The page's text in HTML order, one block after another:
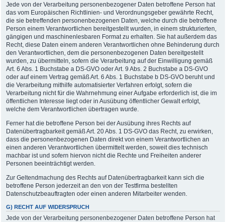
Jede von der Verarbeitung personenbezogener Daten betroffene Person hat
das vom Europäischen Richtlinien- und Verordnungsgeber gewährte Recht,
die sie betreffenden personenbezogenen Daten, welche durch die betroffene
Person einem Verantwortlichen bereitgestellt wurden, in einem strukturierten,
gängigen und maschinenlesbaren Format zu erhalten. Sie hat außerdem das
Recht, diese Daten einem anderen Verantwortlichen ohne Behinderung durch
den Verantwortlichen, dem die personenbezogenen Daten bereitgestellt
wurden, zu übermitteln, sofern die Verarbeitung auf der Einwilligung gemäß
Art. 6 Abs. 1 Buchstabe a DS-GVO oder Art. 9 Abs. 2 Buchstabe a DS-GVO
oder auf einem Vertrag gemäß Art. 6 Abs. 1 Buchstabe b DS-GVO beruht und
die Verarbeitung mithilfe automatisierter Verfahren erfolgt, sofern die
Verarbeitung nicht für die Wahrnehmung einer Aufgabe erforderlich ist, die im
öffentlichen Interesse liegt oder in Ausübung öffentlicher Gewalt erfolgt,
welche dem Verantwortlichen übertragen wurde.
Ferner hat die betroffene Person bei der Ausübung ihres Rechts auf
Datenübertragbarkeit gemäß Art. 20 Abs. 1 DS-GVO das Recht, zu erwirken,
dass die personenbezogenen Daten direkt von einem Verantwortlichen an
einen anderen Verantwortlichen übermittelt werden, soweit dies technisch
machbar ist und sofern hiervon nicht die Rechte und Freiheiten anderer
Personen beeinträchtigt werden.
Zur Geltendmachung des Rechts auf Datenübertragbarkeit kann sich die
betroffene Person jederzeit an den von der Testfirma bestellten
Datenschutzbeauftragten oder einen anderen Mitarbeiter wenden.
G) RECHT AUF WIDERSPRUCH
Jede von der Verarbeitung personenbezogener Daten betroffene Person hat